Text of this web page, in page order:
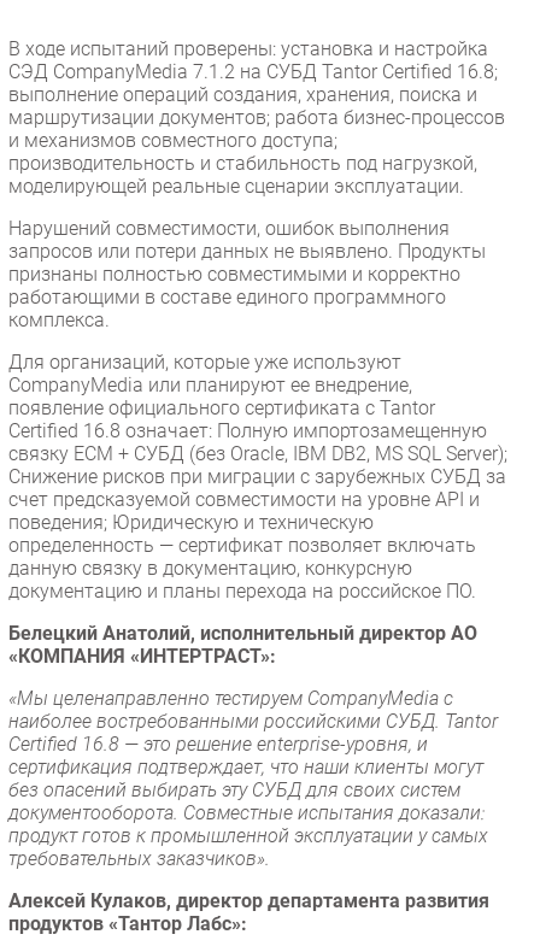
Проекты
IT класс
Тестовый стенд
Каталог компаний
В ходе испытаний проверены: установка и настройка
СЭД CompanyMedia 7.1.2 на СУБД Tantor Certified 16.8;
выполнение операций создания, хранения, поиска и
маршрутизации документов; работа бизнес-процессов
и механизмов совместного доступа;
производительность и стабильность под нагрузкой,
моделирующей реальные сценарии эксплуатации.
Нарушений совместимости, ошибок выполнения
запросов или потери данных не выявлено. Продукты
признаны полностью совместимыми и корректно
работающими в составе единого программного
комплекса.
Для организаций, которые уже используют
CompanyMedia или планируют ее внедрение,
появление официального сертификата с Tantor
Certified 16.8 означает: Полную импортозамещенную
связку ECM + СУБД (без Oracle, IBM DB2, MS SQL Server);
Снижение рисков при миграции с зарубежных СУБД за
счет предсказуемой совместимости на уровне API и
поведения; Юридическую и техническую
определенность — сертификат позволяет включать
данную связку в документацию, конкурсную
документацию и планы перехода на российское ПО.
Белецкий Анатолий, исполнительный директор АО
«КОМПАНИЯ «ИНТЕРТРАСТ»:
«Мы целенаправленно тестируем CompanyMedia с
наиболее востребованными российскими СУБД. Tantor
Certified 16.8 — это решение enterprise-уровня, и
сертификация подтверждает, что наши клиенты могут
без опасений выбирать эту СУБД для своих систем
документооборота. Совместные испытания доказали:
продукт готов к промышленной эксплуатации у самых
требовательных заказчиков».
Алексей Кулаков, директор департамента развития
продуктов «Тантор Лабс»: